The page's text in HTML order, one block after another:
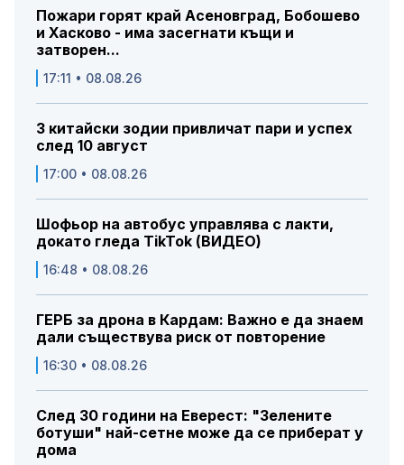
Пожари горят край Асеновград, Бобошево
и Хасково - има засегнати къщи и
затворен...
17:11 • 08.08.26
3 китайски зодии привличат пари и успех
след 10 август
17:00 • 08.08.26
Шофьор на автобус управлява с лакти,
докато гледа TikTok (ВИДЕО)
16:48 • 08.08.26
ГЕРБ за дрона в Кардам: Важно е да знаем
дали съществува риск от повторение
16:30 • 08.08.26
След 30 години на Еверест: "Зелените
ботуши" най-сетне може да се приберат у
дома